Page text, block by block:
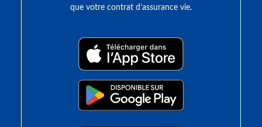
que votre contrat d’assurance vie.